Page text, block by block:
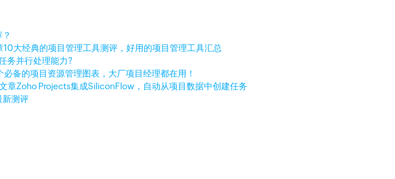
10大经典的项目管理工具测评，好用的项目管理工具汇总
务并行处理能力?
必备的项目资源管理图表，大厂项目经理都在用！
章Zoho Projects集成SiliconFlow，自动从项目数据中创建任务
新测评